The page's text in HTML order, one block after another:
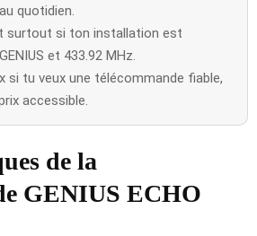
quotidien.
surtout si ton installation est
et 433.92 MHz.
si tu veux une télécommande fiable,
accessible.
de la
GENIUS ECHO